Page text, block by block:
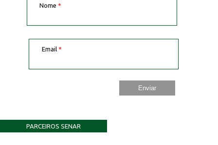
Nome *
Email *
PARCEIROS SENAR